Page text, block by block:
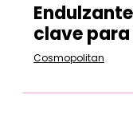
clave
Cosmopolitan